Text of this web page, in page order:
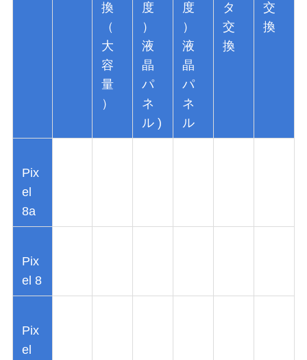
換
（
大
容
量
）
度
）
液
晶
パ
ネ
ル )
度
）
液
晶
パ
ネ
ル
タ
交
換
交
換
Pix
el
8a
Pix
el 8
Pix
el